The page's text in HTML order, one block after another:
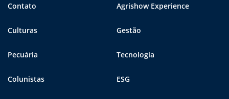
Contato Agrishow Experience
Culturas Gestão
Pecuária Tecnologia
Colunistas ESG